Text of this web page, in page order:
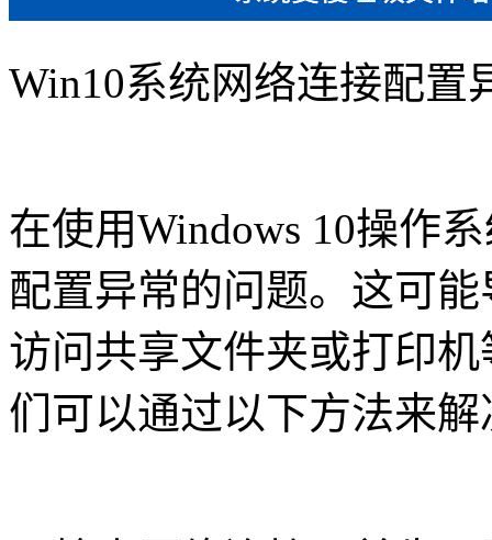
Win10系统网络连接配置
在使用Windows 10操作
配置异常的问题。这可
访问共享文件夹或打印
们可以通过以下方法来